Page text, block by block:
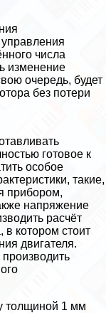
числа
изменение
очередь, будет
без потери
готовое к
особое
такие,
прибором,
напряжение
расчёт
в котором стоит
двигателя.
толщиной 1 мм